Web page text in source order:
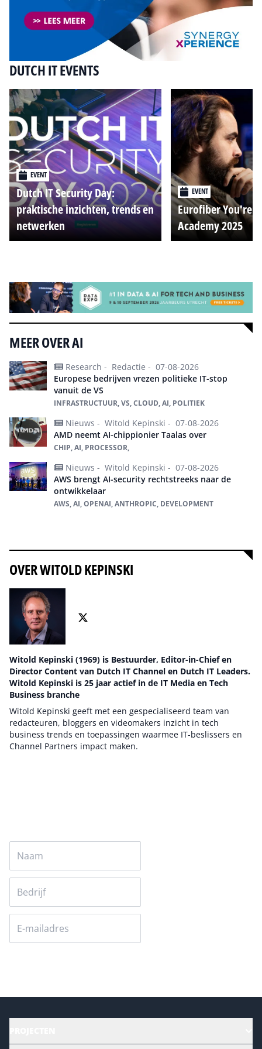
DUTCH IT EVENTS
EVENT
Dutch IT Security Day:
praktische inzichten, trends en
netwerken
EVENT
Eurofiber You're
Academy 2025
MEER OVER AI
Research - Redactie - 07-08-2026
Europese bedrijven vrezen politieke IT-stop
vanuit de VS
INFRASTRUCTUUR, VS, CLOUD, AI, POLITIEK
Nieuws - Witold Kepinski - 07-08-2026
AMD neemt AI-chippionier Taalas over
CHIP, AI, PROCESSOR,
Nieuws - Witold Kepinski - 07-08-2026
AWS brengt AI-security rechtstreeks naar de
ontwikkelaar
AWS, AI, OPENAI, ANTHROPIC, DEVELOPMENT
OVER WITOLD KEPINSKI
Witold Kepinski (1969) is Bestuurder, Editor-in-Chief en
Director Content van Dutch IT Channel en Dutch IT Leaders.
Witold Kepinski is 25 jaar actief in de IT Media en Tech
Business branche
Witold Kepinski geeft met een gespecialiseerd team van
redacteuren, bloggers en videomakers inzicht in tech
business trends en toepassingen waarmee IT-beslissers en
Channel Partners impact maken.